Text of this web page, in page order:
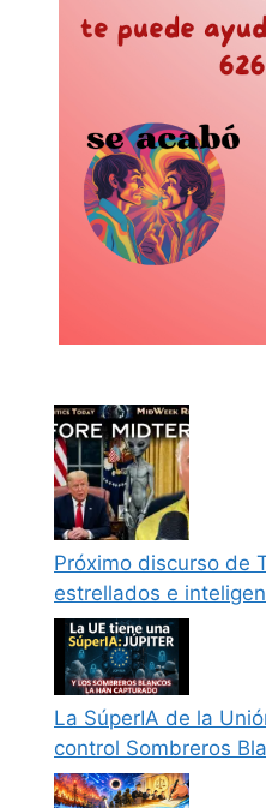
Próximo discurso de
estrellados e
La SúperIA de la
control Sombreros